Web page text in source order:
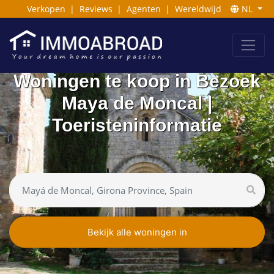
Verkopen | Reviews | Agenten | Wereldwijd NL
Woningen te koop in Bezoek
Maya de Moncal |
Toeristeninformatie
Bekijk alle woningen in